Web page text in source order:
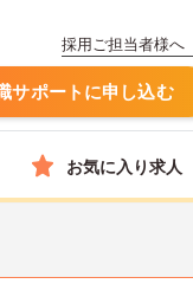
採用ご担当者様へ
サポートに申し込む
お気に入り求人